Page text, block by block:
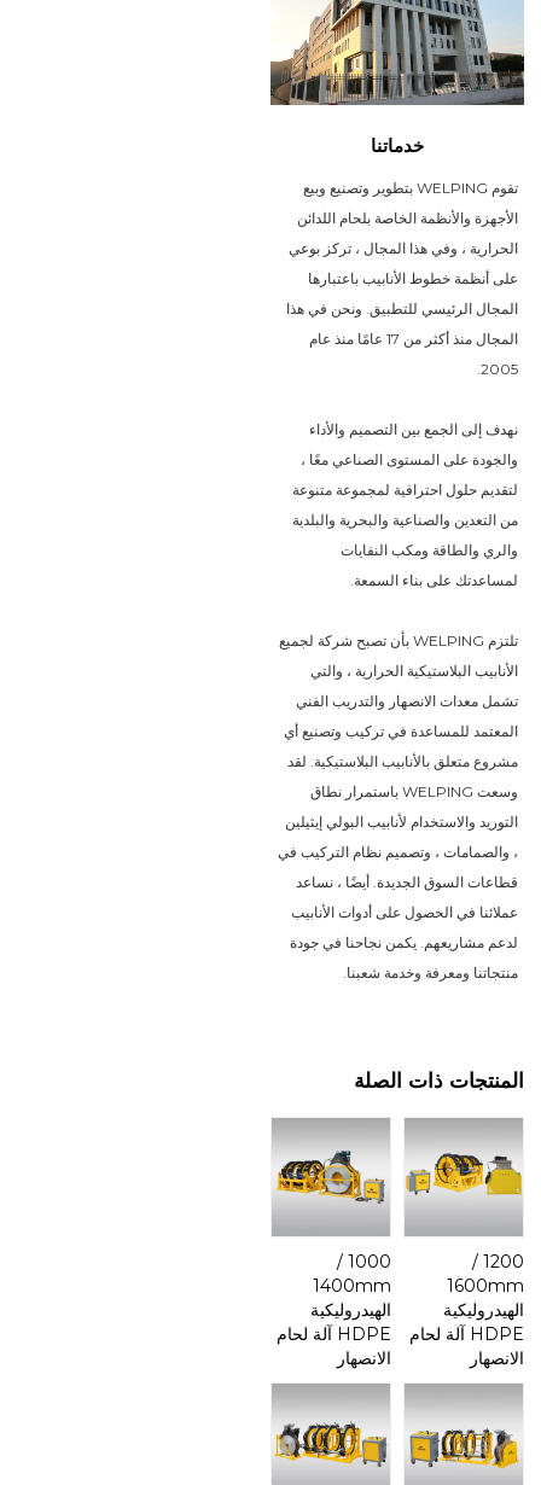
خدماتنا
تقوم WELPING بتطوير وتصنيع وبيع
الأجهزة والأنظمة الخاصة بلحام اللدائن
الحرارية ، وفي هذا المجال ، تركز بوعي
على أنظمة خطوط الأنابيب باعتبارها
المجال الرئيسي للتطبيق. ونحن في هذا
المجال منذ أكثر من 17 عامًا منذ عام
2005.
نهدف إلى الجمع بين التصميم والأداء
والجودة على المستوى الصناعي معًا ،
لتقديم حلول احترافية لمجموعة متنوعة
من التعدين والصناعية والبحرية والبلدية
والري والطاقة ومكب النفايات
لمساعدتك على بناء السمعة.
تلتزم WELPING بأن تصبح شركة لجميع
الأنابيب البلاستيكية الحرارية ، والتي
تشمل معدات الانصهار والتدريب الفني
المعتمد للمساعدة في تركيب وتصنيع أي
مشروع متعلق بالأنابيب البلاستيكية. لقد
وسعت WELPING باستمرار نطاق
التوريد والاستخدام لأنابيب البولي إيثيلين
، والصمامات ، وتصميم نظام التركيب في
قطاعات السوق الجديدة. أيضًا ، نساعد
عملائنا في الحصول على أدوات الأنابيب
لدعم مشاريعهم. يكمن نجاحنا في جودة
منتجاتنا ومعرفة وخدمة شعبنا.
المنتجات ذات الصلة
1200 /
1600mm
الهيدروليكية
HDPE آلة لحام
الانصهار
1000 /
1400mm
الهيدروليكية
HDPE آلة لحام
الانصهار